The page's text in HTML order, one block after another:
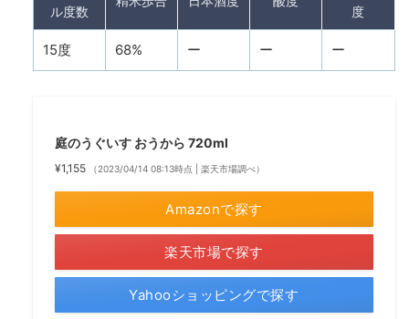
ル度数
度
15度 68% ー ー ー
庭のうぐいす おうから 720ml
¥1,155 （2023/04/14 08:13時点 | 楽天市場調べ）
Amazonで探す
楽天市場で探す
Yahooショッピングで探す